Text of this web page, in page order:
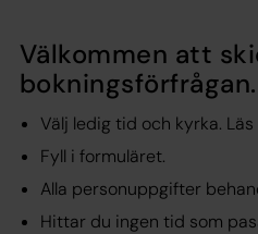
Välkommen att
bokningsförfrågan.
Välj ledig tid och kyrka.
Fyll i formuläret.
Alla personuppgifter
Hittar du ingen tid som